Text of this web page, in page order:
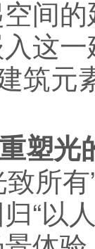
间
这
筑
塑光
所
“以